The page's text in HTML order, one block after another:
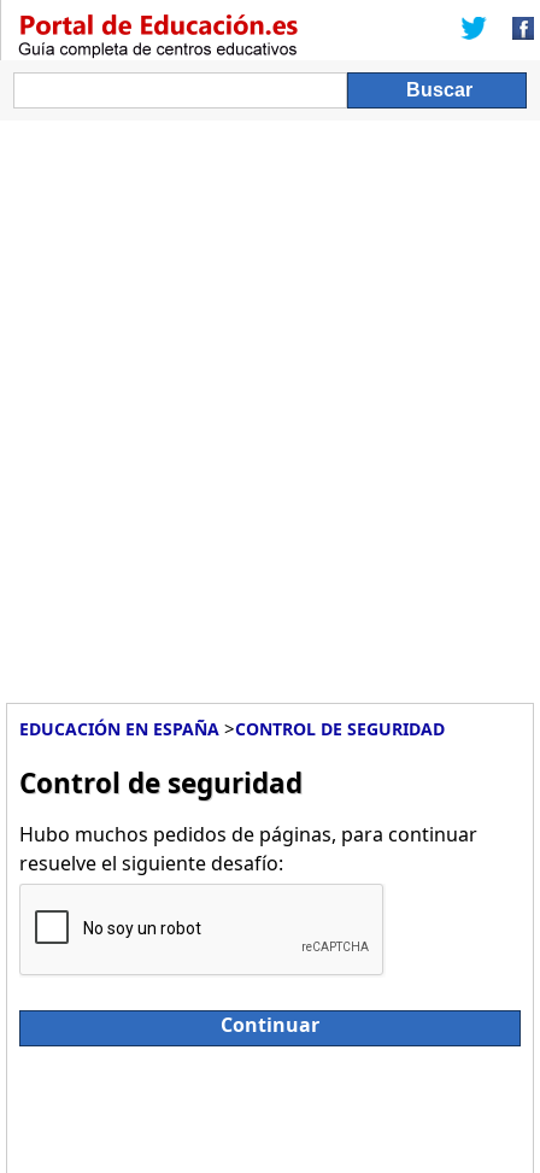
EDUCACIÓN EN ESPAÑA >CONTROL DE SEGURIDAD
Control de seguridad
Hubo muchos pedidos de páginas, para continuar
resuelve el siguiente desafío:
Continuar